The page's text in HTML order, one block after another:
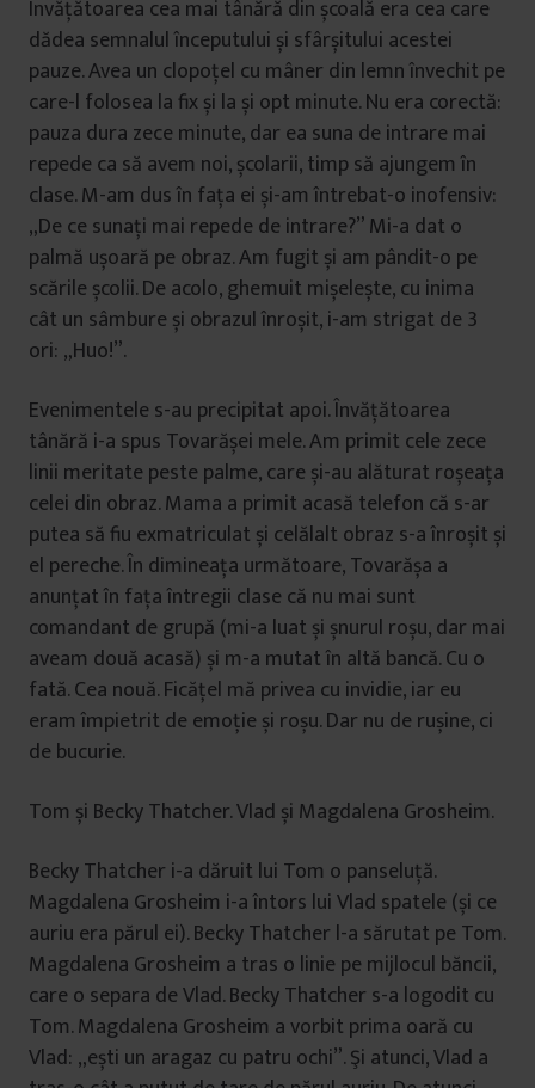
Învățătoarea cea mai tânără din școală era cea care
dădea semnalul începutului și sfârșitului acestei
pauze. Avea un clopoțel cu mâner din lemn învechit pe
care-l folosea la fix și la și opt minute. Nu era corectă:
pauza dura zece minute, dar ea suna de intrare mai
repede ca să avem noi, școlarii, timp să ajungem în
clase. M-am dus în fața ei și-am întrebat-o inofensiv:
„De ce sunați mai repede de intrare?” Mi-a dat o
palmă ușoară pe obraz. Am fugit și am pândit-o pe
scările școlii. De acolo, ghemuit mișelește, cu inima
cât un sâmbure și obrazul înroșit, i-am strigat de 3
ori: „Huo!”.
Evenimentele s-au precipitat apoi. Învățătoarea
tânără i-a spus Tovarășei mele. Am primit cele zece
linii meritate peste palme, care și-au alăturat roșeața
celei din obraz. Mama a primit acasă telefon că s-ar
putea să fiu exmatriculat și celălalt obraz s-a înroșit și
el pereche. În dimineața următoare, Tovarășa a
anunțat în fața întregii clase că nu mai sunt
comandant de grupă (mi-a luat și șnurul roșu, dar mai
aveam două acasă) și m-a mutat în altă bancă. Cu o
fată. Cea nouă. Ficățel mă privea cu invidie, iar eu
eram împietrit de emoție și roșu. Dar nu de rușine, ci
de bucurie.
Tom și Becky Thatcher. Vlad și Magdalena Grosheim.
Becky Thatcher i-a dăruit lui Tom o panseluță.
Magdalena Grosheim i-a întors lui Vlad spatele (și ce
auriu era părul ei). Becky Thatcher l-a sărutat pe Tom.
Magdalena Grosheim a tras o linie pe mijlocul băncii,
care o separa de Vlad. Becky Thatcher s-a logodit cu
Tom. Magdalena Grosheim a vorbit prima oară cu
Vlad: „ești un aragaz cu patru ochi”. Şi atunci, Vlad a